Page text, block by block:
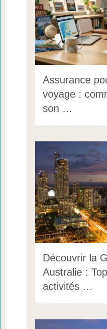
Assurance
voyage :
son …
Découvrir la
Australie :
activités …